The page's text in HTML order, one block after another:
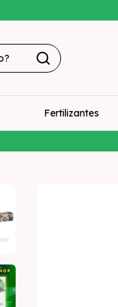
Fertilizantes